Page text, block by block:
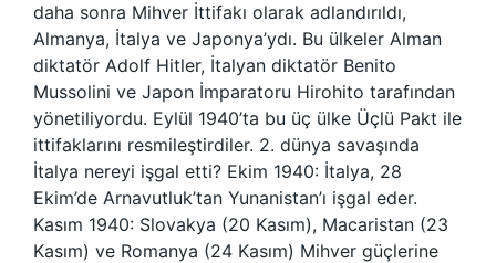
daha sonra Mihver İttifakı olarak adlandırıldı,
Almanya, İtalya ve Japonya’ydı. Bu ülkeler Alman
diktatör Adolf Hitler, İtalyan diktatör Benito
Mussolini ve Japon İmparatoru Hirohito tarafından
yönetiliyordu. Eylül 1940’ta bu üç ülke Üçlü Pakt ile
ittifaklarını resmileştirdiler. 2. dünya savaşında
İtalya nereyi işgal etti? Ekim 1940: İtalya, 28
Ekim’de Arnavutluk’tan Yunanistan’ı işgal eder.
Kasım 1940: Slovakya (20 Kasım), Macaristan (23
Kasım) ve Romanya (24 Kasım) Mihver güçlerine